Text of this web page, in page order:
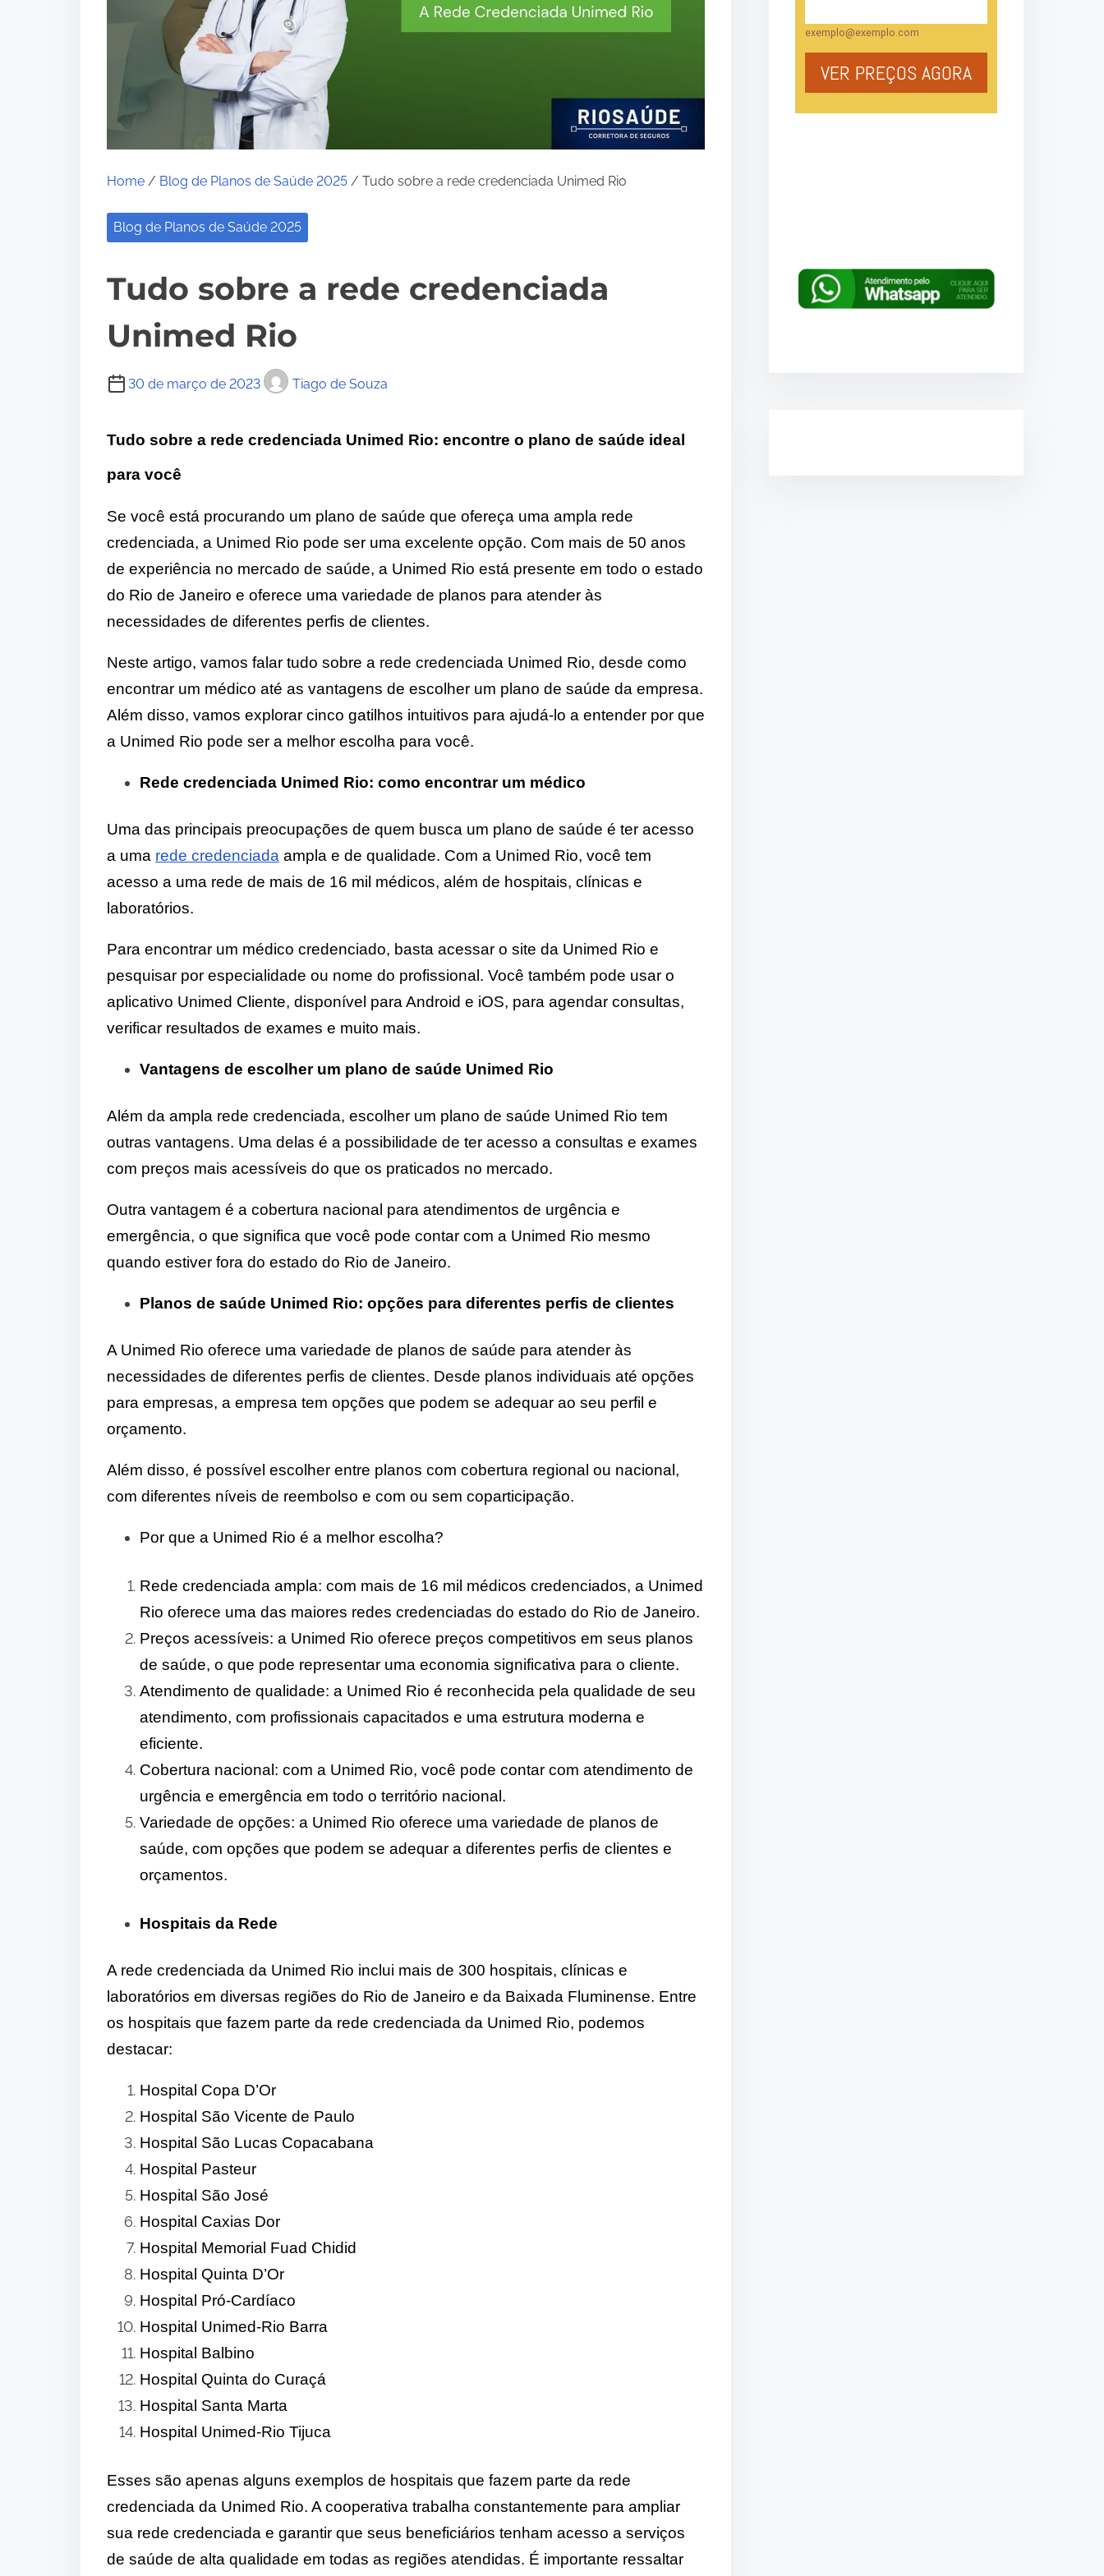
Home / Blog de Planos de Saúde 2025 / Tudo sobre a rede credenciada Unimed Rio
Blog de Planos de Saúde 2025
Tudo sobre a rede credenciada
Unimed Rio
30 de março de 2023 Tiago de Souza
Tudo sobre a rede credenciada Unimed Rio: encontre o plano de saúde ideal
para você
Se você está procurando um plano de saúde que ofereça uma ampla rede
credenciada, a Unimed Rio pode ser uma excelente opção. Com mais de 50 anos
de experiência no mercado de saúde, a Unimed Rio está presente em todo o estado
do Rio de Janeiro e oferece uma variedade de planos para atender às
necessidades de diferentes perfis de clientes.
Neste artigo, vamos falar tudo sobre a rede credenciada Unimed Rio, desde como
encontrar um médico até as vantagens de escolher um plano de saúde da empresa.
Além disso, vamos explorar cinco gatilhos intuitivos para ajudá-lo a entender por que
a Unimed Rio pode ser a melhor escolha para você.
Rede credenciada Unimed Rio: como encontrar um médico
Uma das principais preocupações de quem busca um plano de saúde é ter acesso
a uma rede credenciada ampla e de qualidade. Com a Unimed Rio, você tem
acesso a uma rede de mais de 16 mil médicos, além de hospitais, clínicas e
laboratórios.
Para encontrar um médico credenciado, basta acessar o site da Unimed Rio e
pesquisar por especialidade ou nome do profissional. Você também pode usar o
aplicativo Unimed Cliente, disponível para Android e iOS, para agendar consultas,
verificar resultados de exames e muito mais.
Vantagens de escolher um plano de saúde Unimed Rio
Além da ampla rede credenciada, escolher um plano de saúde Unimed Rio tem
outras vantagens. Uma delas é a possibilidade de ter acesso a consultas e exames
com preços mais acessíveis do que os praticados no mercado.
Outra vantagem é a cobertura nacional para atendimentos de urgência e
emergência, o que significa que você pode contar com a Unimed Rio mesmo
quando estiver fora do estado do Rio de Janeiro.
Planos de saúde Unimed Rio: opções para diferentes perfis de clientes
A Unimed Rio oferece uma variedade de planos de saúde para atender às
necessidades de diferentes perfis de clientes. Desde planos individuais até opções
para empresas, a empresa tem opções que podem se adequar ao seu perfil e
orçamento.
Além disso, é possível escolher entre planos com cobertura regional ou nacional,
com diferentes níveis de reembolso e com ou sem coparticipação.
Por que a Unimed Rio é a melhor escolha?
Rede credenciada ampla: com mais de 16 mil médicos credenciados, a Unimed
Rio oferece uma das maiores redes credenciadas do estado do Rio de Janeiro.
Preços acessíveis: a Unimed Rio oferece preços competitivos em seus planos
de saúde, o que pode representar uma economia significativa para o cliente.
Atendimento de qualidade: a Unimed Rio é reconhecida pela qualidade de seu
atendimento, com profissionais capacitados e uma estrutura moderna e
eficiente.
Cobertura nacional: com a Unimed Rio, você pode contar com atendimento de
urgência e emergência em todo o território nacional.
Variedade de opções: a Unimed Rio oferece uma variedade de planos de
saúde, com opções que podem se adequar a diferentes perfis de clientes e
orçamentos.
Hospitais da Rede
A rede credenciada da Unimed Rio inclui mais de 300 hospitais, clínicas e
laboratórios em diversas regiões do Rio de Janeiro e da Baixada Fluminense. Entre
os hospitais que fazem parte da rede credenciada da Unimed Rio, podemos
destacar:
Hospital Copa D’Or
Hospital São Vicente de Paulo
Hospital São Lucas Copacabana
Hospital Pasteur
Hospital São José
Hospital Caxias Dor
Hospital Memorial Fuad Chidid
Hospital Quinta D’Or
Hospital Pró-Cardíaco
Hospital Unimed-Rio Barra
Hospital Balbino
Hospital Quinta do Curaçá
Hospital Santa Marta
Hospital Unimed-Rio Tijuca
Esses são apenas alguns exemplos de hospitais que fazem parte da rede
credenciada da Unimed Rio. A cooperativa trabalha constantemente para ampliar
sua rede credenciada e garantir que seus beneficiários tenham acesso a serviços
de saúde de alta qualidade em todas as regiões atendidas. É importante ressaltar